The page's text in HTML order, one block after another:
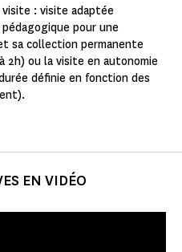
: visite adaptée
pour une
sa collection permanente
2h) ou la visite en autonomie
définie en fonction des
EN VIDÉO